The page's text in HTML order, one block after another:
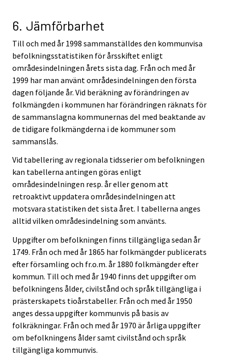
6. Jämförbarhet
Till och med år 1998 sammanställdes den kommunvisa
befolkningsstatistiken för årsskiftet enligt
områdesindelningen årets sista dag. Från och med år
1999 har man använt områdesindelningen den första
dagen följande år. Vid beräkning av förändringen av
folkmängden i kommunen har förändringen räknats för
de sammanslagna kommunernas del med beaktande av
de tidigare folkmängderna i de kommuner som
sammanslås.
Vid tabellering av regionala tidsserier om befolkningen
kan tabellerna antingen göras enligt
områdesindelningen resp. år eller genom att
retroaktivt uppdatera områdesindelningen att
motsvara statistiken det sista året. I tabellerna anges
alltid vilken områdesindelning som använts.
Uppgifter om befolkningen finns tillgängliga sedan år
1749. Från och med år 1865 har folkmängder publicerats
efter församling och fr.o.m. år 1880 folkmängder efter
kommun. Till och med år 1940 finns det uppgifter om
befolkningens ålder, civilstånd och språk tillgängliga i
prästerskapets tioårstabeller. Från och med år 1950
anges dessa uppgifter kommunvis på basis av
folkräkningar. Från och med år 1970 är årliga uppgifter
om befolkningens ålder samt civilstånd och språk
tillgängliga kommunvis.